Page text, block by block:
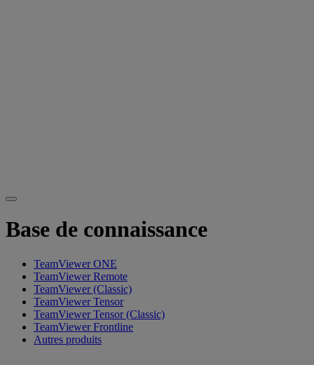
Base de connaissance
TeamViewer ONE
TeamViewer Remote
TeamViewer (Classic)
TeamViewer Tensor
TeamViewer Tensor (Classic)
TeamViewer Frontline
Autres produits